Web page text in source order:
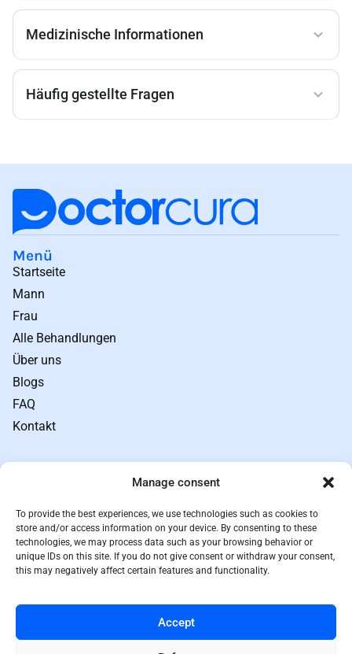
Manage consent
To provide the best experiences, we use technologies such as cookies to
store and/or access information on your device. By consenting to these
technologies, we may process data such as your browsing behavior or
unique IDs on this site. If you do not give consent or withdraw your consent,
this may negatively affect certain features and functionality.
Accept
Medizinische Informationen
Häufig gestellte Fragen
Menü
Startseite
Mann
Frau
Alle Behandlungen
Über uns
Blogs
FAQ
Kontakt
Geschäftsbedingungen
Datenschutz
Sitemap
Rückgabebedingungen
Preisprinzip
08 550 55 433